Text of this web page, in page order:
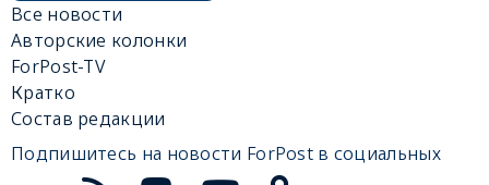
Все новости
Авторские колонки
ForPost-TV
Кратко
Состав редакции
Подпишитесь на новости ForPost в социальных